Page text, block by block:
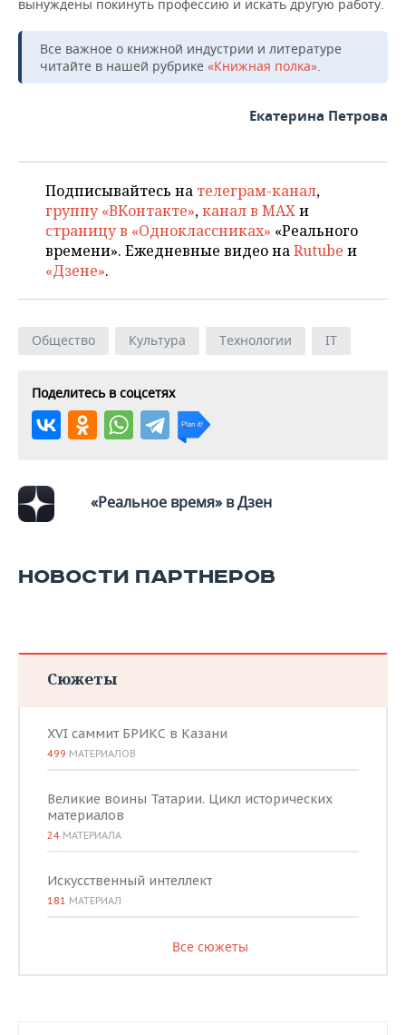
вынуждены покинуть профессию и искать другую работу.
Все важное о книжной индустрии и литературе
читайте в нашей рубрике «Книжная полка».
Екатерина Петрова
Подписывайтесь на телеграм-канал,
группу «ВКонтакте»,канал в MAXи
страницу в «Одноклассниках» «Реального
времени». Ежедневные видео наRutube и
«Дзене».
Общество Культура Технологии IT
Поделитесь в соцсетях
«Реальное время» в Дзен
НОВОСТИ ПАРТНЕРОВ
Сюжеты
XVI саммит БРИКС в Казани
499 МАТЕРИАЛОВ
Великие воины Татарии. Цикл исторических
материалов
24 МАТЕРИАЛА
Искусственный интеллект
181 МАТЕРИАЛ
Все сюжеты